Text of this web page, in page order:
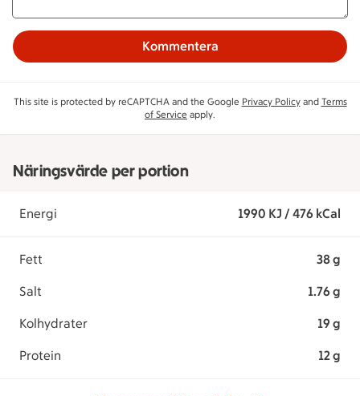
Kommentera
This site is protected by reCAPTCHA and the Google Privacy Policyand Terms
of Service apply.
Näringsvärde per portion
Energi 1990 KJ / 476 kCal
Fett 38 g
Salt 1.76 g
Kolhydrater 19 g
Protein 12 g